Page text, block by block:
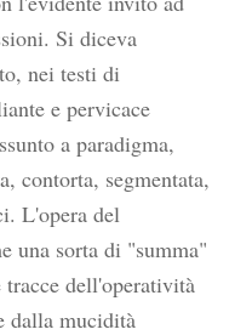
Si diceva
nei testi di
e pervicace
a paradigma,
contorta, segmentata,
L'opera del
una sorta di "summa"
dell'operatività
dalla mucidità